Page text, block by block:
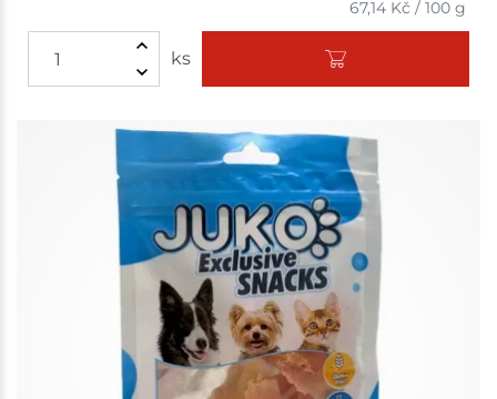
67,14 Kč /100 g
ks